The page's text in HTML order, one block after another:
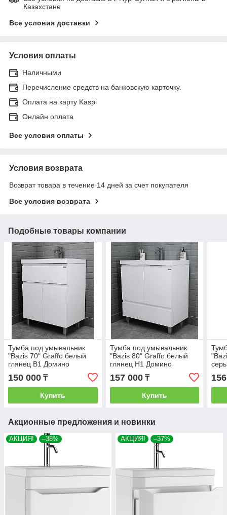
Казахстане
Все условия доставки
Условия оплаты
Наличными
Перечисление средств на банковскую карточку.
Оплата на карту Kaspi
Онлайн оплата
Все условия оплаты
Условия возврата
Возврат товара в течение 14 дней за счет покупателя
Все условия возврата
Подобные товары компании
Тумба под умывальник
"Bazis 70" Graffo белый
глянец В1 Домино
150 000 ₸
Купить
Тумба под умывальник
"Bazis 80" Graffo белый
глянец Н1 Домино
157 000₸
Купить
Акционные предложения и новинки
АКЦИЯ! –38% АКЦИЯ! –37%